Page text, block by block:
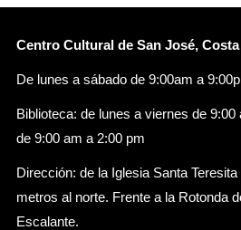
Centro Cultural de San José,
De lunes a sábado de 9:00am a
Biblioteca: de lunes a viernes de
de 9:00 am a 2:00 pm
Dirección: de la Iglesia Santa
metros al norte. Frente a la Rotonda
Escalante.